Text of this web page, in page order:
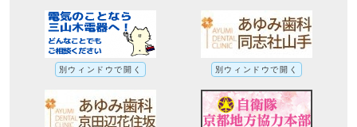
別ウィンドウで開く 別ウィンドウで開く